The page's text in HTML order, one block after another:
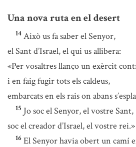
Una nova ruta en el desert
14 Això us fa saber el Senyor,
el Sant d’Israel, el qui us allibera:
«Per vosaltres llanço un exèrcit
i en faig fugir tots els caldeus,
embarcats en els rais on abans
15 Jo soc el Senyor, el vostre Sant,
soc el creador d’Israel, el vostre rei.»
16 El Senyor havia obert un camí